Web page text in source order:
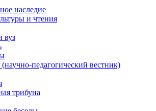
наследие
и чтения
вуз
педагогический вестник)
трибуна